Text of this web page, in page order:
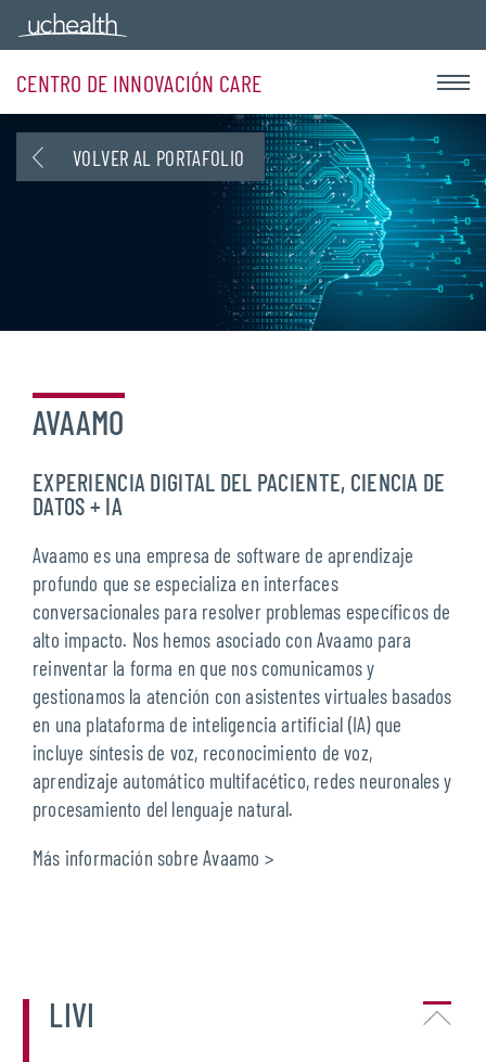
CENTRO DE INNOVACIÓN CARE
VOLVER AL PORTAFOLIO
AVAAMO
EXPERIENCIA DIGITAL DEL PACIENTE, CIENCIA DE
DATOS + IA
Avaamo es una empresa de software de aprendizaje
profundo que se especializa en interfaces
conversacionales para resolver problemas específicos de
alto impacto. Nos hemos asociado con Avaamo para
reinventar la forma en que nos comunicamos y
gestionamos la atención con asistentes virtuales basados
en una plataforma de inteligencia artificial (IA) que
incluye síntesis de voz, reconocimiento de voz,
aprendizaje automático multifacético, redes neuronales y
procesamiento del lenguaje natural.
Más información sobre Avaamo >
LIVI